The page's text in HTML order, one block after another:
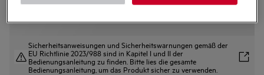
Sicherheitsanweisungen und Sicherheitswarnungen gemäß der
EU Richtlinie 2023/988 sind in Kapitel I und II der
Bedienungsanleitung zu finden. Bitte lies die gesamte
Bedienungsanleitung, um das Produkt sicher zu verwenden.